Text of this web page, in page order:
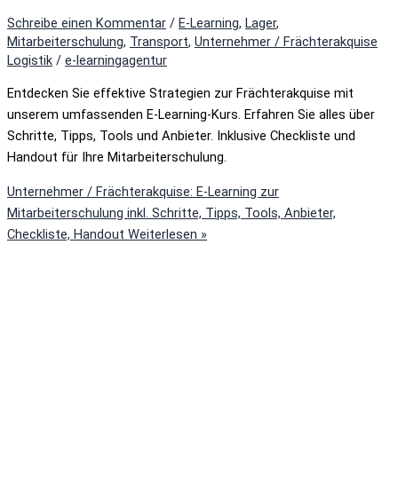
Schreibe einen Kommentar / E-Learning, Lager,
Mitarbeiterschulung, Transport, Unternehmer / Frächterakquise
Logistik / e-learningagentur
Entdecken Sie effektive Strategien zur Frächterakquise mit
unserem umfassenden E-Learning-Kurs. Erfahren Sie alles über
Schritte, Tipps, Tools und Anbieter. Inklusive Checkliste und
Handout für Ihre Mitarbeiterschulung.
Unternehmer / Frächterakquise: E-Learning zur
Mitarbeiterschulung inkl. Schritte, Tipps, Tools, Anbieter,
Checkliste, Handout Weiterlesen »